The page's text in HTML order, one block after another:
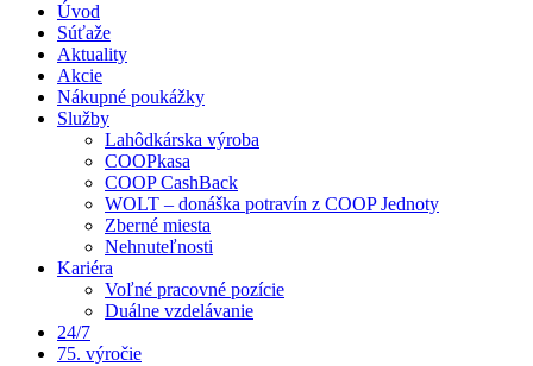
Úvod
Súťaže
Aktuality
Akcie
Nákupné poukážky
Služby
Lahôdkárska výroba
COOPkasa
COOP CashBack
WOLT – donáška potravín z COOP Jednoty
Zberné miesta
Nehnuteľnosti
Kariéra
Voľné pracovné pozície
Duálne vzdelávanie
24/7
75. výročie